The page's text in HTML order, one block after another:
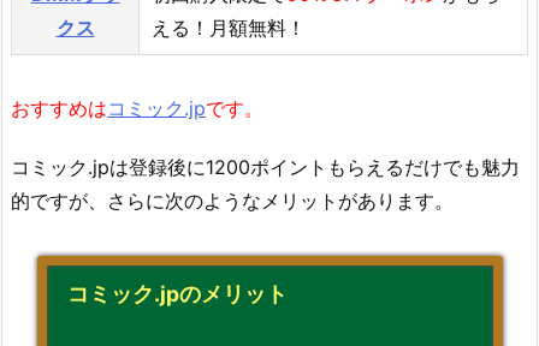
クス
える！月額無料！
おすすめはコミック.jpです。
コミック.jpは登録後に1200ポイントもらえるだけでも魅力
的ですが、さらに次のようなメリットがあります。
コミック.jpのメリット